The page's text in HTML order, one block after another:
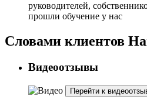
руководителей,
прошли обучение у нас
Словами клиентов
Видеоотзывы
Перейти к